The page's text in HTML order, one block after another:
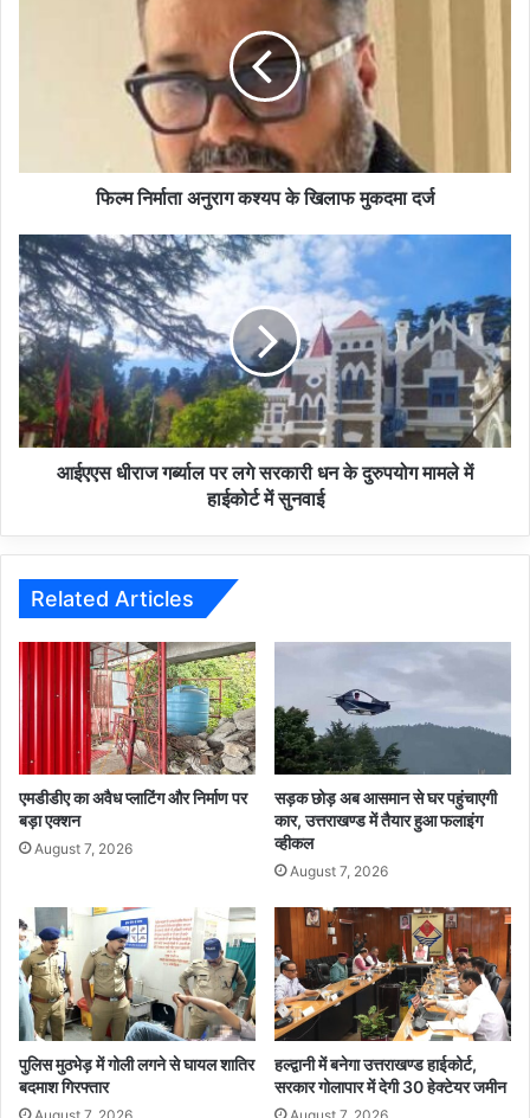
फिल्म निर्माता अनुराग कश्यप के खिलाफ मुकदमा दर्ज
आईएएस धीराज गर्ब्याल पर लगे सरकारी धन के दुरुपयोग मामले में
हाईकोर्ट में सुनवाई
Related Articles
एमडीडीए का अवैध प्लाटिंग और निर्माण पर
बड़ा एक्शन
August 7, 2026
सड़क छोड़ अब आसमान से घर पहुंचाएगी
कार, उत्तराखण्ड में तैयार हुआ फलाइंग
व्हीकल
August 7, 2026
पुलिस मुठभेड़ में गोली लगने से घायल शातिर
बदमाश गिरफ्तार
हल्द्वानी में बनेगा उत्तराखण्ड हाईकोर्ट,
सरकार गोलापार में देगी 30 हेक्टेयर जमीन